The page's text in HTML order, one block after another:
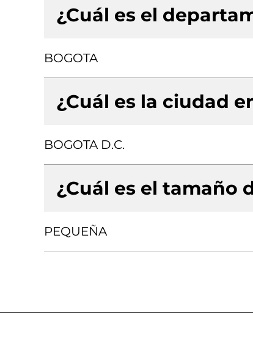
¿Cuál es el
BOGOTA
¿Cuál es la ciudad
BOGOTA D.C.
¿Cuál es el tamaño
PEQUEÑA